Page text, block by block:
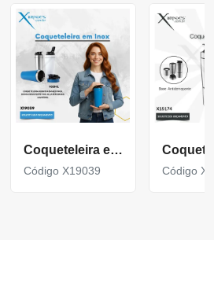
Coqueteleira em aço inox com capacidade para até 900ml X19039
Código X19039 Código